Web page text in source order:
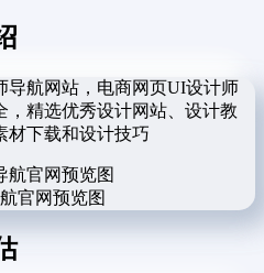
导航网站，电商网页UI设计师
，精选优秀设计网站、设计教
材下载和设计技巧
官网预览图